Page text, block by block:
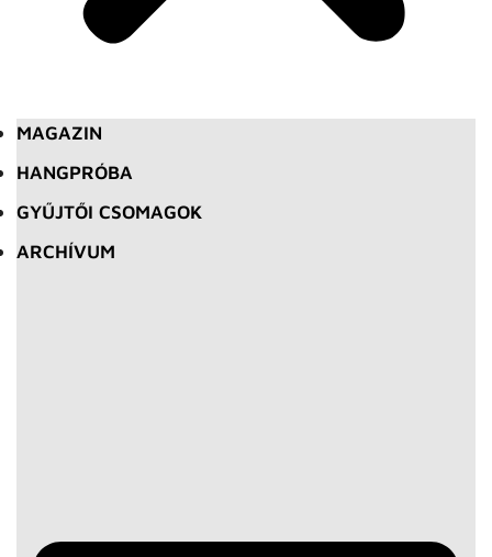
MAGAZIN
HANGPRÓBA
GYŰJTŐI CSOMAGOK
ARCHÍVUM